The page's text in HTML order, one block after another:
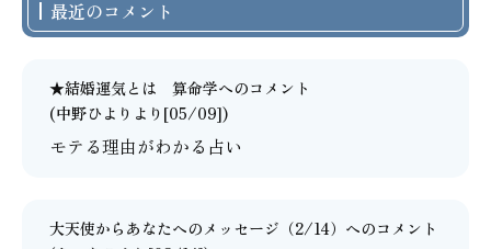
最近のコメント
★結婚運気とは 算命学へのコメント
(中野ひよりより[05/09])
モテる理由がわかる占い
大天使からあなたへのメッセージ（2/14） へのコメント